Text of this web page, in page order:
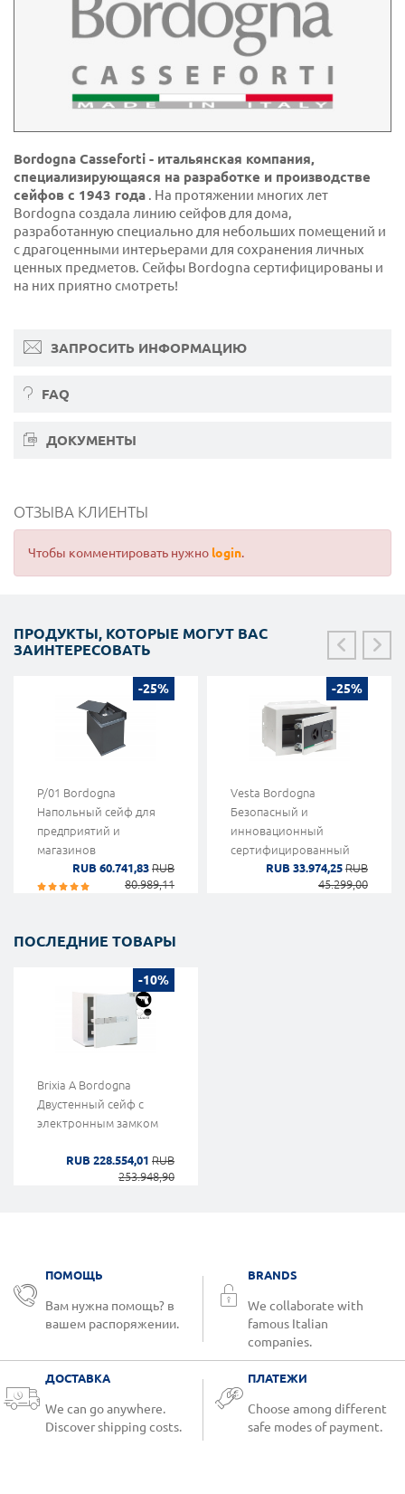
Bordogna Casseforti - итальянская компания,
специализирующаяся на разработке и производстве
сейфов с 1943 года . На протяжении многих лет
Bordogna создала линию сейфов для дома,
разработанную специально для небольших помещений и
с драгоценными интерьерами для сохранения личных
ценных предметов. Сейфы Bordogna сертифицированы и
на них приятно смотреть!
ЗАПРОСИТЬ ИНФОРМАЦИЮ
FAQ
ДОКУМЕНТЫ
ОТЗЫВА КЛИЕНТЫ
Чтобы комментировать нужно login.
ПРОДУКТЫ, КОТОРЫЕ МОГУТ ВАС
ЗАИНТЕРЕСОВАТЬ
-25%
P/01 Bordogna
Напольный сейф для
предприятий и
магазинов
RUB 60.741,83 RUB
80.989,11
-25%
Vesta Bordogna
Безопасный и
инновационный
сертифицированный
настенный сейф
RUB 33.974,25 RUB
45.299,00
ПОСЛЕДНИЕ ТОВАРЫ
-10%
Brixia A Bordogna
Двустенный сейф с
электронным замком
RUB 228.554,01 RUB
253.948,90
ПОМОЩЬ
Вам нужна помощь? в
вашем распоряжении.
BRANDS
We collaborate with
famous Italian
companies.
ДОСТАВКА
We can go anywhere.
Discover shipping costs.
ПЛАТЕЖИ
Choose among different
safe modes of payment.